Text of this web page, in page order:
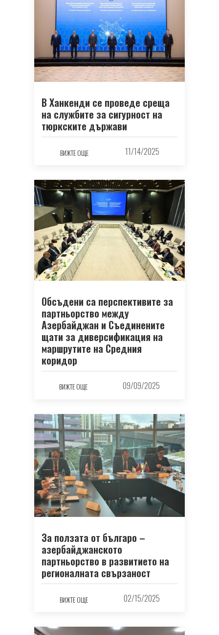
В Ханкенди се проведе среща
на службите за сигурност на
тюркските държави
ВИЖТЕ ОЩЕ 11/14/2025
Обсъдени са перспективите за
партньорство между
Азербайджан и Съединените
щати за диверсификация на
маршрутите на Средния
коридор
ВИЖТЕ ОЩЕ 09/09/2025
За ползата от българо –
азербайджанското
партньорство в развитието на
регионалната свързаност
ВИЖТЕ ОЩЕ 02/15/2025